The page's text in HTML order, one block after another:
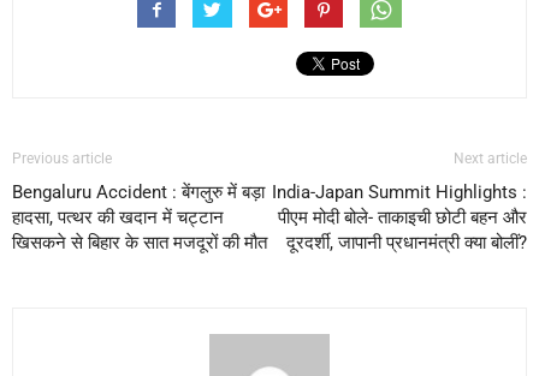
Previous article
Bengaluru Accident : बेंगलुरु में बड़ा
हादसा, पत्थर की खदान में चट्टान
खिसकने से बिहार के सात मजदूरों की मौत
Next article
India-Japan Summit Highlights :
पीएम मोदी बोले- ताकाइची छोटी बहन और
दूरदर्शी, जापानी प्रधानमंत्री क्या बोलीं?